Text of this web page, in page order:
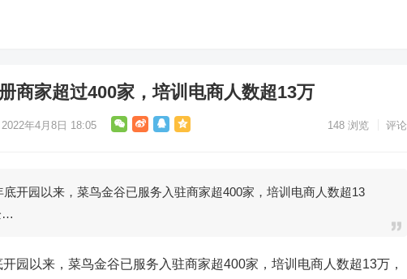
商家超过400家，培训电商人数超13万
2022年4月8日 18:05 148 浏览 评论
开园以来，菜鸟金谷已服务入驻商家超400家，培训电商人数超13
…
园以来，菜鸟金谷已服务入驻商家超400家，培训电商人数超13万，